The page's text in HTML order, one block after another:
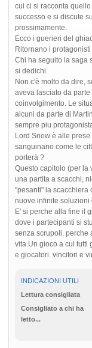
cui ci si racconta quello
successo e si discute
prossimamente.
Ecco i guerieri del
Ritornano i
Chi ha seguito la saga
si dedichi.
Non c'è molto da dire,
aveva lasciato da
coinvolgimento. Le
alcuni da parte di
sempre piu
Lord Snow è alle
sanguinano come le
porterà ?
Questo capitolo (per la
una partita a scacchi,
"pesanti" la scacchiera
nuove infinite soluzioni
E' si perche alla fine il
dove i partecipanti si
senza scrupoli. perche
vita.Un gioco a cui tutti
e giocatori. vincitori e
INDICAZIONI UTILI
Lettura consigliata
Consigliato a chi ha
letto...